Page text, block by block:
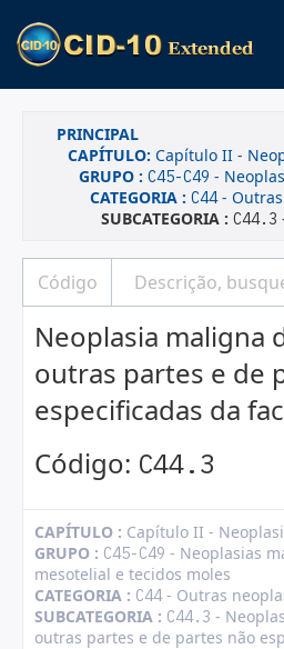
PRINCIPAL
CAPÍTULO: Capítulo II -
GRUPO : C45-C49 - Neoplasias
CATEGORIA : C44- Outras
SUBCATEGORIA : C44.3 -
Neoplasia maligna
outras partes e de
especificadas da
Código: C44.3
CAPÍTULO : Capítulo II -
GRUPO : C45-C49 - Neoplasias
mesotelial e tecidos moles
CATEGORIA : C44- Outras
SUBCATEGORIA : C44.3 -
outras partes e de partes não